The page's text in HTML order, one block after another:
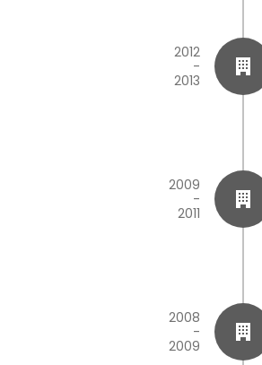
2012
-
2013
2009
-
2011
2008
-
2009